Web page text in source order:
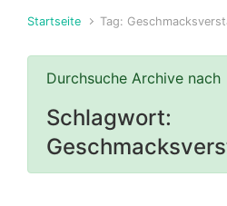
Startseite Tag:
Durchsuche Archive nach
Schlagwort: